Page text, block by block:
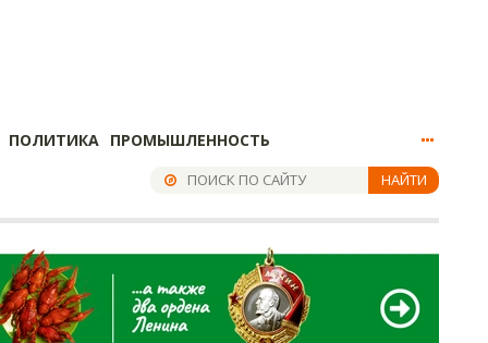
ПОЛИТИКА ПРОМЫШЛЕННОСТЬ
НАЙТИ